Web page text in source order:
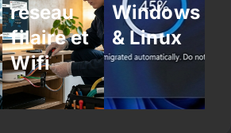
réseau
filaire et
Wifi
Windows
& Linux